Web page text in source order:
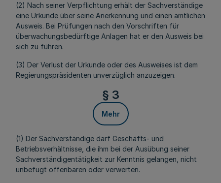
(2) Nach seiner Verpflichtung erhält der Sachverständige
eine Urkunde über seine Anerkennung und einen amtlichen
Ausweis. Bei Prüfungen nach den Vorschriften für
überwachungsbedürftige Anlagen hat er den Ausweis bei
sich zu führen.
(3) Der Verlust der Urkunde oder des Ausweises ist dem
Regierungspräsidenten unverzüglich anzuzeigen.
§ 3
Mehr
(1) Der Sachverständige darf Geschäfts- und
Betriebsverhältnisse, die ihm bei der Ausübung seiner
Sachverständigentätigkeit zur Kenntnis gelangen, nicht
unbefugt offenbaren oder verwerten.